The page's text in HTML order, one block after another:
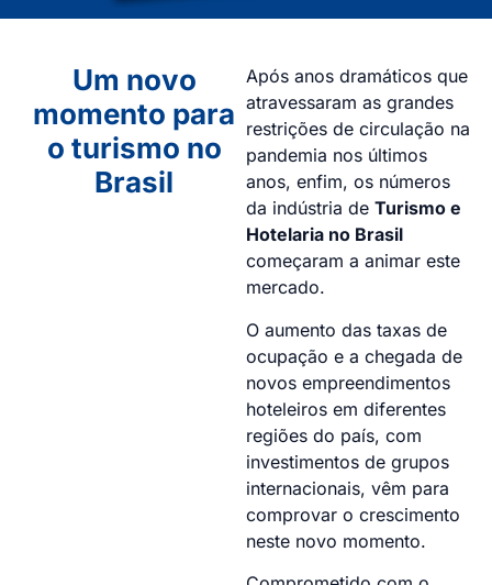
Um novo
momento para
o turismo no
Brasil
Após anos dramáticos que
atravessaram as grandes
restrições de circulação na
pandemia nos últimos
anos, enfim, os números
da indústria de Turismo e
Hotelaria no Brasil
começaram a animar este
mercado.
O aumento das taxas de
ocupação e a chegada de
novos empreendimentos
hoteleiros em diferentes
regiões do país, com
investimentos de grupos
internacionais, vêm para
comprovar o crescimento
neste novo momento.